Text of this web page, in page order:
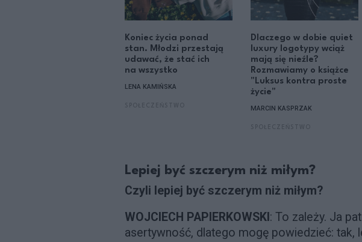
Koniec życia ponad
stan. Młodzi przestają
udawać, że stać ich
na wszystko
LENA KAMIŃSKA
Dlaczego w dobie quiet
luxury logotypy wciąż
mają się nieźle?
Rozmawiamy o książce
"Luksus kontra proste
życie"
MARCIN KASPRZAK
Lepiej być szczerym niż miłym?
Czyli lepiej być szczerym niż miłym?
WOJCIECH PAPIERKOWSKI : To zależy. Ja
asertywność, dlatego mogę powiedzieć: tak,